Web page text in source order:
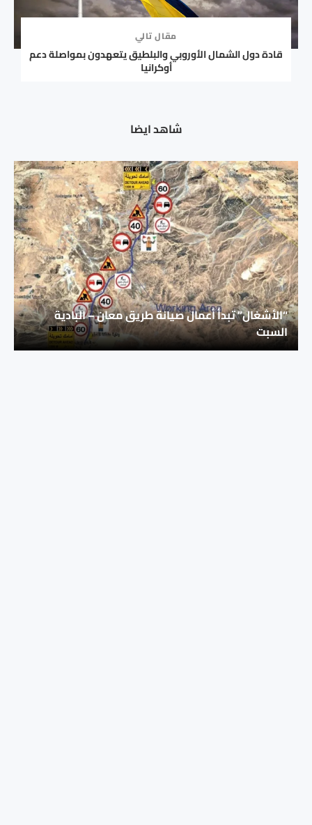
مقال تالي
قادة دول الشمال الأوروبي والبلطيق يتعهدون بمواصلة دعم
أوكرانيا
شاهد ايضا
“الأشغال” تبدأ أعمال صيانة طريق معان – البادية
السبت